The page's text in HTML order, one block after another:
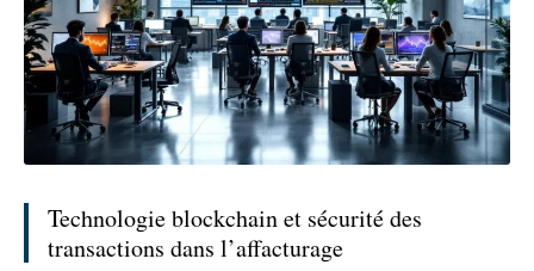
Technologie blockchain et sécurité des
transactions dans l’affacturage